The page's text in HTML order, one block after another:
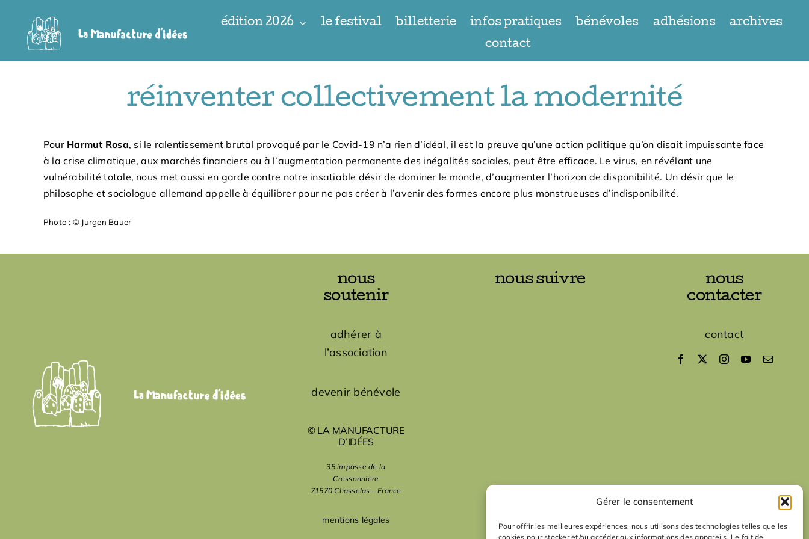
Gérer le consentement
Pour offrir les meilleures expériences, nous utilisons des technologies telles que les
cookies pour stocker et/ou accéder aux informations des appareils. Le fait de
contenu
édition 2026 le festival billetterie infos pratiques bénévoles adhésions
archives
contact
réinventer collectivement la modernité
Pour Harmut Rosa, si le ralentissement brutal provoqué par le Covid-19 n’a rien d’idéal, il est la preuve qu’une action politique qu’on disait impuissante face
à la crise climatique, aux marchés financiers ou à l’augmentation permanente des inégalités sociales, peut être efficace. Le virus, en révélant une
vulnérabilité totale, nous met aussi en garde contre notre insatiable désir de dominer le monde, d’augmenter l’horizon de disponibilité. Un désir que le
philosophe et sociologue allemand appelle à équilibrer pour ne pas créer à l’avenir des formes encore plus monstrueuses d’indisponibilité.
Photo : © Jurgen Bauer
nous
soutenir
adhérer à
l’association
devenir bénévole
© LA MANUFACTURE
D’IDÉES
35 impasse de la
Cressonnière
71570 Chasselas – France
mentions légales
nous suivre
nous
contacter
contact